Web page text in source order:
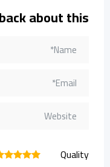
about this
Quality
5
4
3
2